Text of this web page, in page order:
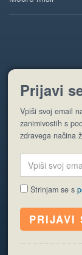
©
ISSN 1581-
Prijavi
Vpiši svoj email
zanimivostih s
zdravega načina
Strinjam se s